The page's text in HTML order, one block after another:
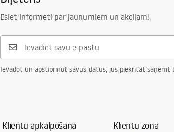
Esiet informēti par jaunumiem un akcijām!
Ievadot un apstiprinot savus datus, jūs piekrītat
Klientu apkalpošana Klientu zona